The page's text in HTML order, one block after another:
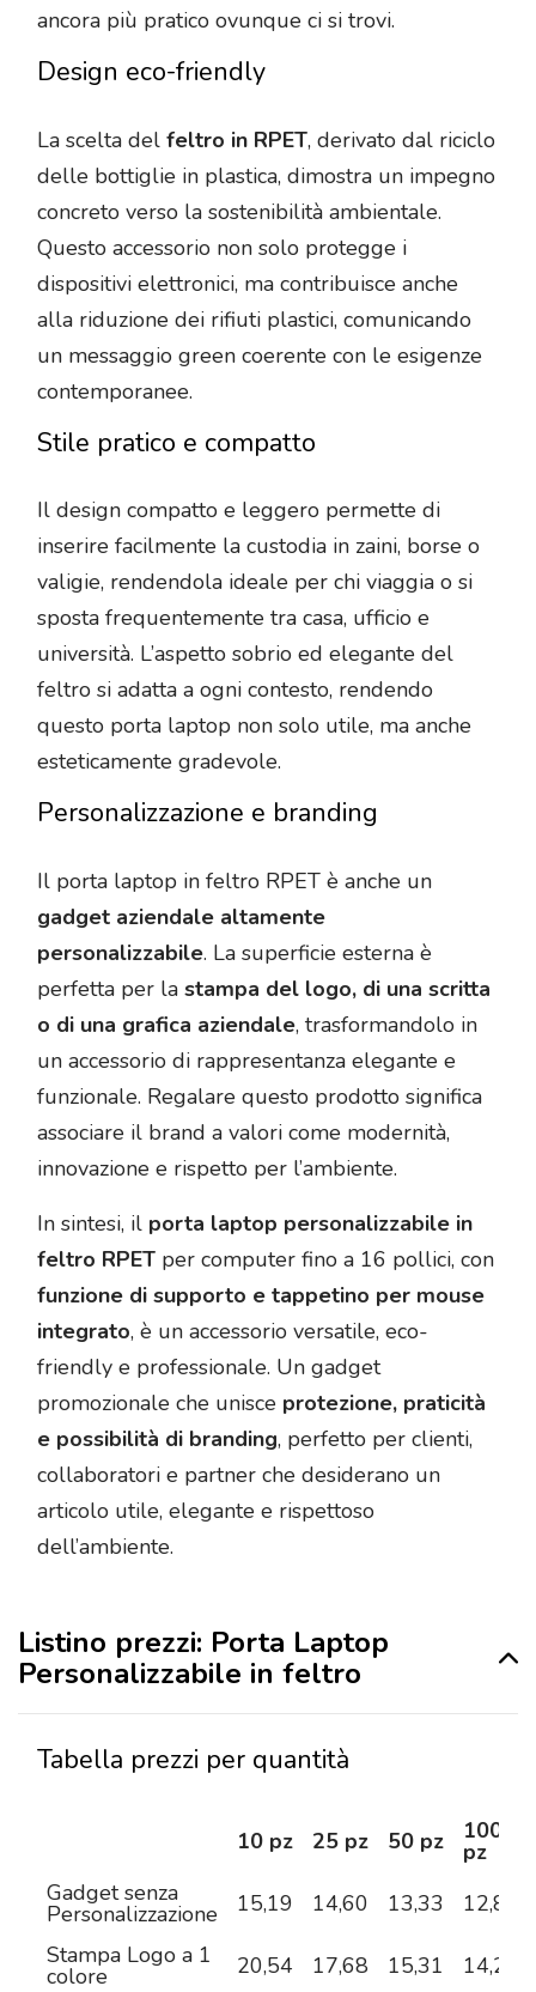
ancora più pratico ovunque ci si trovi.
Design eco-friendly
La scelta del feltro in RPET, derivato dal riciclo
delle bottiglie in plastica, dimostra un impegno
concreto verso la sostenibilità ambientale.
Questo accessorio non solo protegge i
dispositivi elettronici, ma contribuisce anche
alla riduzione dei rifiuti plastici, comunicando
un messaggio green coerente con le esigenze
contemporanee.
Stile pratico e compatto
Il design compatto e leggero permette di
inserire facilmente la custodia in zaini, borse o
valigie, rendendola ideale per chi viaggia o si
sposta frequentemente tra casa, ufficio e
università. L’aspetto sobrio ed elegante del
feltro si adatta a ogni contesto, rendendo
questo porta laptop non solo utile, ma anche
esteticamente gradevole.
Personalizzazione e branding
Il porta laptop in feltro RPET è anche un
gadget aziendale altamente
personalizzabile. La superficie esterna è
perfetta per la stampa del logo, di una scritta
o di una grafica aziendale, trasformandolo in
un accessorio di rappresentanza elegante e
funzionale. Regalare questo prodotto significa
associare il brand a valori come modernità,
innovazione e rispetto per l’ambiente.
In sintesi, il porta laptop personalizzabile in
feltro RPET per computer fino a 16 pollici, con
funzione di supporto e tappetino per mouse
integrato, è un accessorio versatile, eco-
friendly e professionale. Un gadget
promozionale che unisce protezione, praticità
e possibilità di branding, perfetto per clienti,
collaboratori e partner che desiderano un
articolo utile, elegante e rispettoso
dell’ambiente.
Listino prezzi: Porta Laptop
Personalizzabile in feltro
Tabella prezzi per quantità
10 pz 25 pz 50 pz 100
pz
Gadget senza
Personalizzazione 15,19 14,60 13,33
12,84
Stampa Logo a 1
colore 20,54 17,68 15,31
14,20